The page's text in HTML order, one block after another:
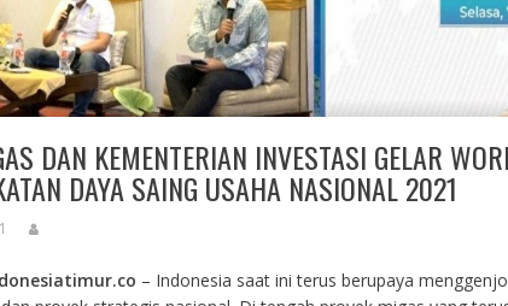
DAN KEMENTERIAN INVESTASI GELAR
DAYA SAING USAHA NASIONAL 2021
– Indonesia saat ini terus berupaya